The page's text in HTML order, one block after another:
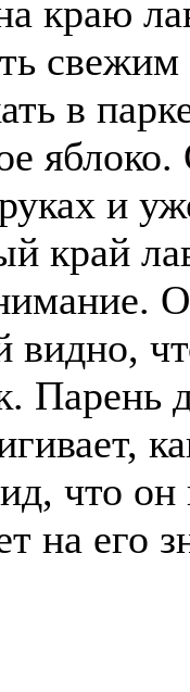
краю
свежим
в
и
край
Парень
что он
на его